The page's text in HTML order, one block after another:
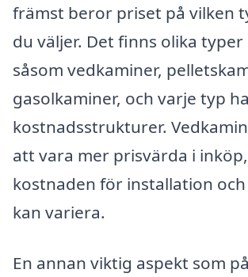
främst beror priset på vilken
du väljer. Det finns olika typer
såsom vedkaminer,
gasolkaminer, och varje typ
kostnadsstrukturer.
att vara mer prisvärda i
kostnaden för installation
kan variera.
En annan viktig aspekt som